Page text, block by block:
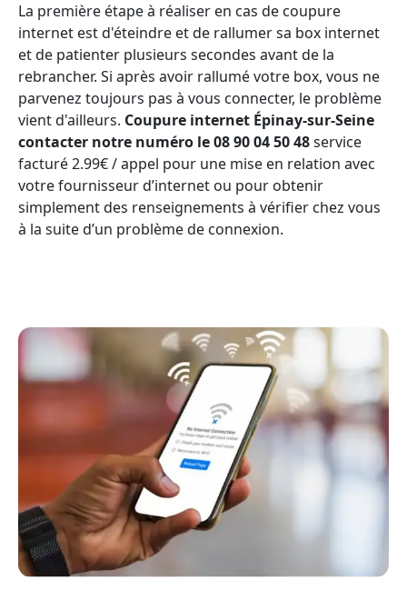
La première étape à réaliser en cas de coupure
internet est d'éteindre et de rallumer sa box internet
et de patienter plusieurs secondes avant de la
rebrancher. Si après avoir rallumé votre box, vous ne
parvenez toujours pas à vous connecter, le problème
vient d'ailleurs. Coupure internet Épinay-sur-Seine
contacter notre numéro le 08 90 04 50 48service
facturé 2.99€ / appel pour une mise en relation avec
votre fournisseur d’internet ou pour obtenir
simplement des renseignements à vérifier chez vous
à la suite d’un problème de connexion.